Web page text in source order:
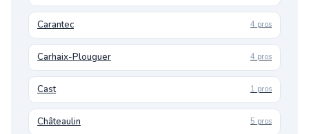
Carantec 4 pros
Carhaix-Plouguer 4 pros
Cast 1 pros
Châteaulin 5 pros